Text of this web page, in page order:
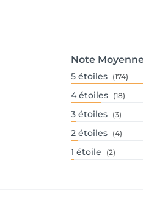
Note
5 étoiles (174)
4 étoiles (18)
3 étoiles (3)
2 étoiles (4)
1 étoile (2)